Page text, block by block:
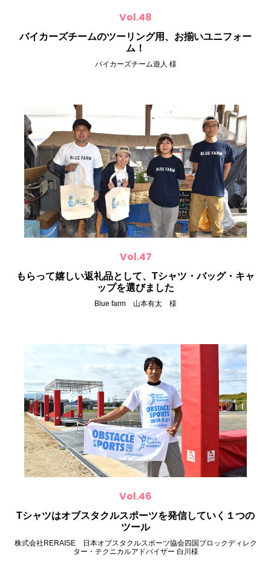
Vol.48
バイカーズチームのツーリング用、お揃いユニフォー
ム！
バイカーズチーム遊人 様
Vol.47
もらって嬉しい返礼品として、Tシャツ・バッグ・キャ
ップを選びました
Blue farm 山本有太 様
Vol.46
Tシャツはオブスタクルスポーツを発信していく１つの
ツール
株式会社RERAISE 日本オブスタクルスポーツ協会四国ブロックディレク
ター・テクニカルアドバイザー 白川様